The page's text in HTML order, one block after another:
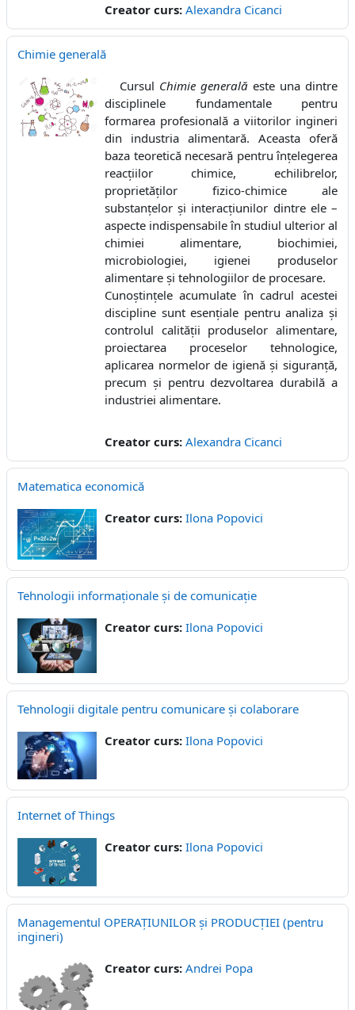
Creator curs: Alexandra Cicanci
Chimie generală
Cursul Chimie generalăeste una dintre
disciplinele fundamentale pentru
formarea profesională a viitorilor ingineri
din industria alimentară. Aceasta oferă
baza teoretică necesară pentru înțelegerea
reacțiilor chimice, echilibrelor,
proprietăților fizico-chimice ale
substanțelor și interacțiunilor dintre ele –
aspecte indispensabile în studiul ulterior al
chimiei alimentare, biochimiei,
microbiologiei, igienei produselor
alimentare și tehnologiilor de procesare.
Cunoștințele acumulate în cadrul acestei
discipline sunt esențiale pentru analiza și
controlul calității produselor alimentare,
proiectarea proceselor tehnologice,
aplicarea normelor de igienă și siguranță,
precum și pentru dezvoltarea durabilă a
industriei alimentare.
Creator curs: Alexandra Cicanci
Matematica economică
Creator curs: Ilona Popovici
Tehnologii informaționale și de comunicație
Creator curs: Ilona Popovici
Tehnologii digitale pentru comunicare și colaborare
Creator curs: Ilona Popovici
Internet of Things
Creator curs: Ilona Popovici
Managementul OPERAȚIUNILOR și PRODUCȚIEI (pentru
ingineri)
Creator curs: Andrei Popa